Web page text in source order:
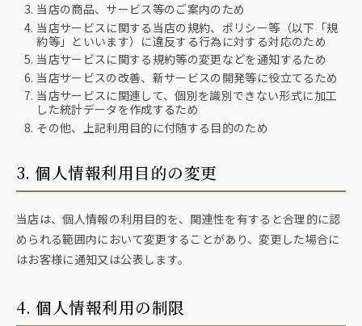
当店の商品、サービス等のご案内のため
当店サービスに関する当店の規約、ポリシー等（以下「規
約等」といいます）に違反する行為に対する対応のため
当店サービスに関する規約等の変更などを通知するため
当店サービスの改善、新サービスの開発等に役立てるため
当店サービスに関連して、個別を識別できない形式に加工
した統計データを作成するため
その他、上記利用目的に付随する目的のため
3. 個人情報利用目的の変更
当店は、個人情報の利用目的を、関連性を有すると合理的に認
められる範囲内において変更することがあり、変更した場合に
はお客様に通知又は公表します。
4. 個人情報利用の制限